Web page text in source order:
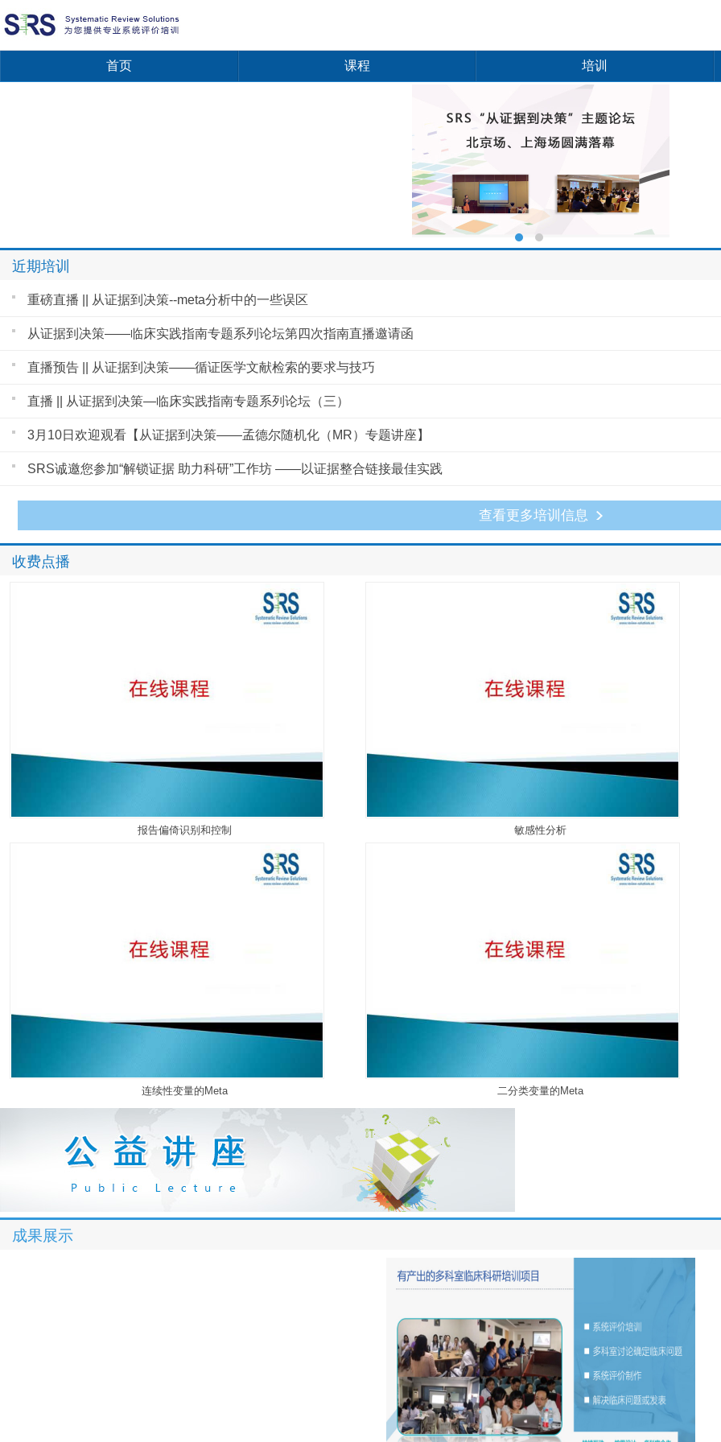
首页 课程 培训
近期培训
重磅直播 || 从证据到决策--meta分析中的一些误区
从证据到决策——临床实践指南专题系列论坛第四次指南直播邀请函
直播预告 || 从证据到决策——循证医学文献检索的要求与技巧
直播 || 从证据到决策—临床实践指南专题系列论坛（三）
3月10日欢迎观看【从证据到决策——孟德尔随机化（MR）专题讲座】
SRS诚邀您参加“解锁证据 助力科研”工作坊 ——以证据整合链接最佳实践
查看更多培训信息
收费点播
报告偏倚识别和控制 敏感性分析
连续性变量的Meta 二分类变量的Meta
成果展示